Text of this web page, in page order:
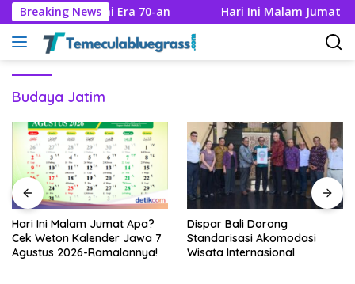
Langsung
ke
konten
Breaking News
Karya Seni Era 70-an Hari Ini Malam Jumat Apa?
Budaya Jatim
Malam Jumat Apa?
Kalender Jawa 7
2026-Ramalannya!
Dispar Bali Dorong
Standarisasi Akomodasi
Wisata Internasional